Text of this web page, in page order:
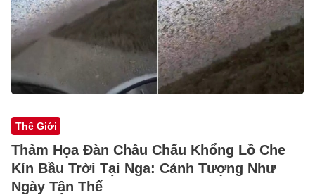
Thế Giới
Thảm Họa Đàn Châu Chấu Khổng Lồ Che
Kín Bầu Trời Tại Nga: Cảnh Tượng Như
Ngày Tận Thế